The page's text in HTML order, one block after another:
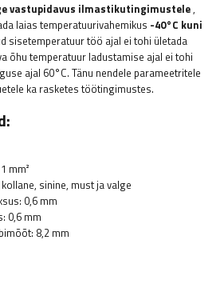
vastupidavus ilmastikutingimustele,
laias temperatuurivahemikus -40°C kuni
sisetemperatuur töö ajal ei tohi ületada
õhu temperatuur ladustamise ajal ei tohi
ajal 60°C. Tänu nendele parameetritele
ka rasketes töötingimustes.
mm²
sinine, must ja valge
0,6 mm
0,6 mm
8,2 mm